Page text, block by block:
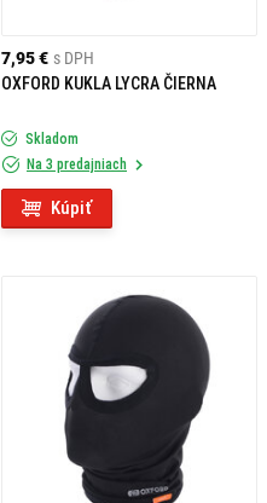
7,95 € s DPH
OXFORD KUKLA LYCRA ČIERNA
Skladom
Na 3 predajniach
Kúpiť